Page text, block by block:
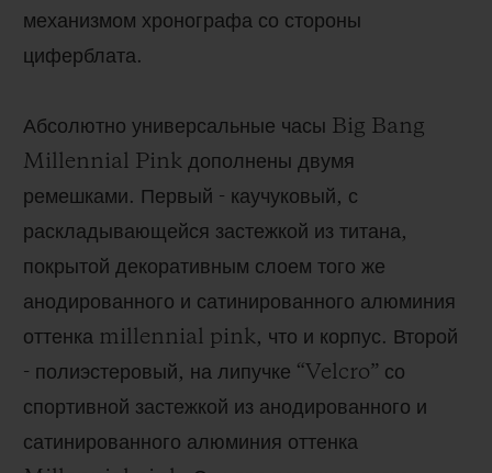
механизмом хронографа со стороны
циферблата.
Абсолютно универсальные часы Big Bang
Millennial Pink дополнены двумя
ремешками. Первый - каучуковый, с
раскладывающейся застежкой из титана,
покрытой декоративным слоем того же
анодированного и сатинированного алюминия
оттенка millennial pink, что и корпус. Второй
- полиэстеровый, на липучке “Velcro” со
спортивной застежкой из анодированного и
сатинированного алюминия оттенка